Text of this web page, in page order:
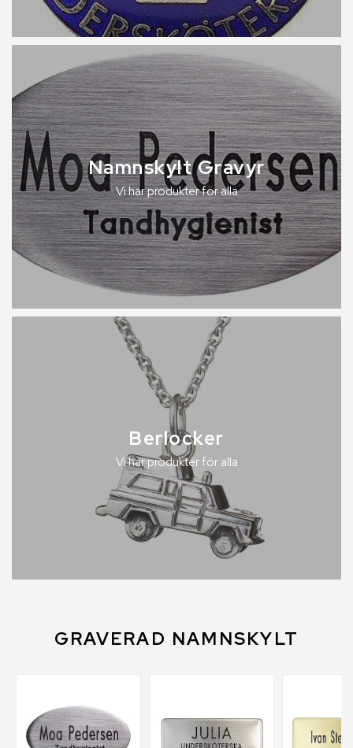
Namnskylt Gravyr
Vi har produkter för alla
Berlocker
Vi har produkter för alla
GRAVERAD NAMNSKYLT